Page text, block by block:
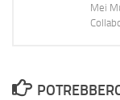
Mei